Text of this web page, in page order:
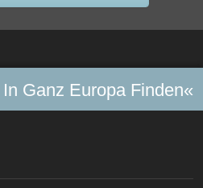
Ganz Europa Finden«